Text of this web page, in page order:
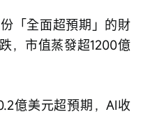
「全面超預期」的財
，市值蒸發超1200億
億美元超預期，AI收